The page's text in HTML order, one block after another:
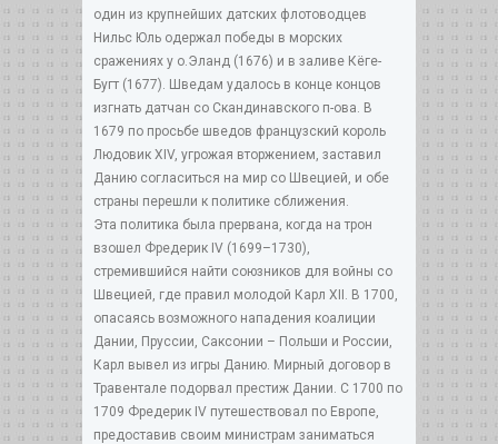
один из крупнейших датских флотоводцев
Нильс Юль одержал победы в морских
сражениях у о.Эланд (1676) и в заливе Кёге-
Бугт (1677). Шведам удалось в конце концов
изгнать датчан со Скандинавского п-ова. В
1679 по просьбе шведов французский король
Людовик ХIV, угрожая вторжением, заставил
Данию согласиться на мир со Швецией, и обе
страны перешли к политике сближения.
Эта политика была прервана, когда на трон
взошел Фредерик IV (1699–1730),
стремившийся найти союзников для войны со
Швецией, где правил молодой Карл ХII. В 1700,
опасаясь возможного нападения коалиции
Дании, Пруссии, Саксонии – Польши и России,
Карл вывел из игры Данию. Мирный договор в
Травентале подорвал престиж Дании. С 1700 по
1709 Фредерик IV путешествовал по Европе,
предоставив своим министрам заниматься